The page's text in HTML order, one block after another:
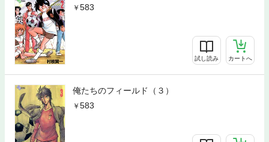
583
試し読み カートへ
俺たちのフィールド（３）
583